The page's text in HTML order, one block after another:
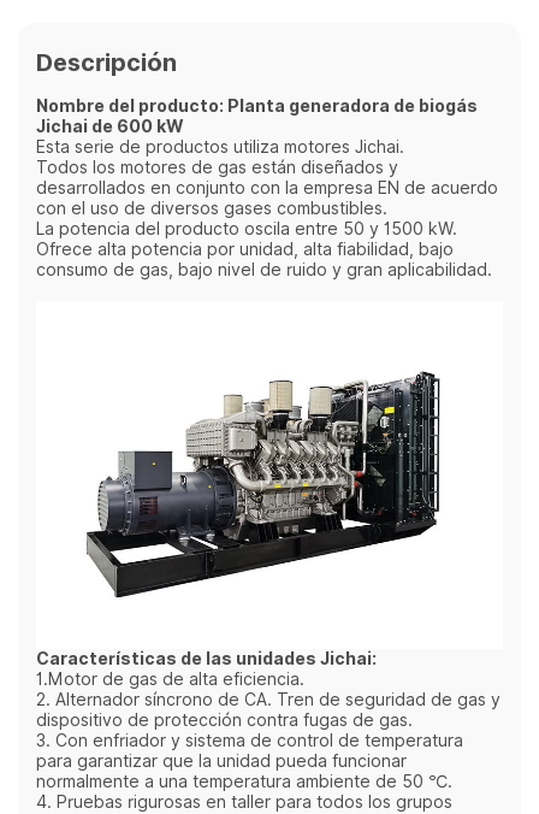
Descripción
Nombre del producto: Planta generadora de biogás
Jichai de 600 kW
Esta serie de productos utiliza motores Jichai.
Todos los motores de gas están diseñados y
desarrollados en conjunto con la empresa EN de acuerdo
con el uso de diversos gases combustibles.
La potencia del producto oscila entre 50 y 1500 kW.
Ofrece alta potencia por unidad, alta fiabilidad, bajo
consumo de gas, bajo nivel de ruido y gran aplicabilidad.
Características de las unidades Jichai:
1.Motor de gas de alta eficiencia.
2. Alternador síncrono de CA. Tren de seguridad de gas y
dispositivo de protección contra fugas de gas.
3. Con enfriador y sistema de control de temperatura
para garantizar que la unidad pueda funcionar
normalmente a una temperatura ambiente de 50 ℃.
4. Pruebas rigurosas en taller para todos los grupos